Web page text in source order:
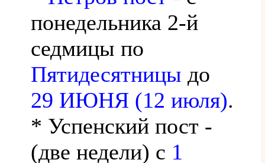
понедельника 2-й
седмицы по
Пятидесятницы до
29 ИЮНЯ (12 июля).
* Успенский пост -
(две недели) с 1